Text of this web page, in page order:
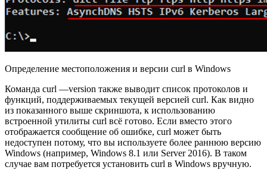
Определение местоположения и версии curl в Windows
Команда curl —version также выводит список протоколов и
функций, поддерживаемых текущей версией curl. Как видно
из показанного выше скриншота, к использованию
встроенной утилиты curl всё готово. Если вместо этого
отображается сообщение об ошибке, curl может быть
недоступен потому, что вы используете более раннюю версию
Windows (например, Windows 8.1 или Server 2016). В таком
случае вам потребуется установить curl в Windows вручную.